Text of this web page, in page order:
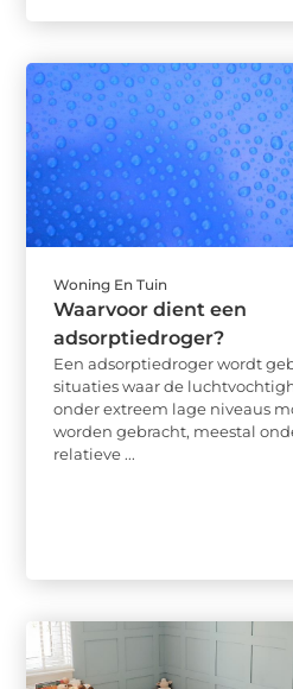
Woning En Tuin
Waarvoor dient een
adsorptiedroger?
Een adsorptiedroger wordt
situaties waar de
onder extreem lage niveaus
worden gebracht, meestal
relatieve ...